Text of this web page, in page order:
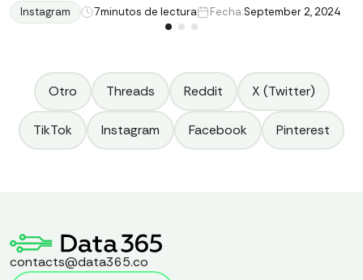
Explora otras opciones para mejorar la estrategia de
redes sociales de tu negocio. Lee más en nuestro artículo
Instagram 7minutos de lectura Fecha:September 2, 2024
Otro Threads Reddit X (Twitter)
TikTok Instagram Facebook Pinterest
contacts@data365.co